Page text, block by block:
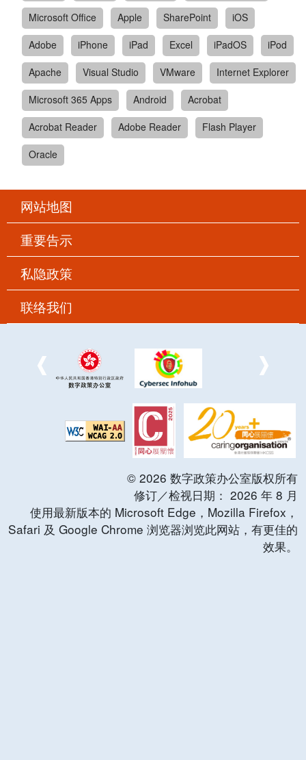
Microsoft Office
Apple SharePoint
iOS
Adobe
iPhone iPad Excel iPadOS
iPod
Apache
Visual Studio VMware
Internet Explorer
Microsoft 365 Apps
Android
Acrobat
Acrobat Reader
Adobe Reader
Flash Player
Oracle
网站地图
重要告示
私隐政策
联络我们
© 2026 数字政策办公室版权所有
修订／检视日期： 2026 年 8 月
使用最新版本的 Microsoft Edge，Mozilla Firefox，
Safari 及 Google Chrome 浏览器浏览此网站，有更佳的
效果。